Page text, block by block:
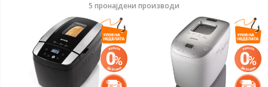
5 пронајдени производи